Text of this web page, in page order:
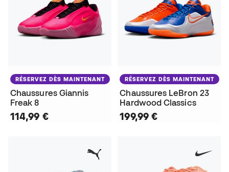
RÉSERVEZ DÈS MAINTENANT
Chaussures Giannis
Freak 8
114,99 €
RÉSERVEZ DÈS MAINTENANT
Chaussures LeBron 23
Hardwood Classics
199,99 €